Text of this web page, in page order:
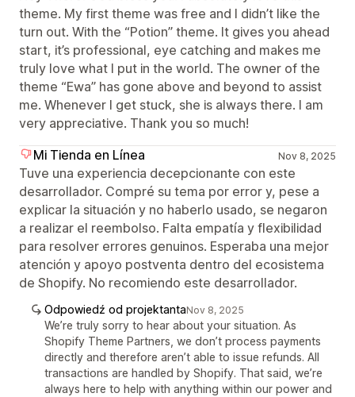
theme. My first theme was free and I didn’t like the
turn out. With the “Potion” theme. It gives you ahead
start, it’s professional, eye catching and makes me
truly love what I put in the world. The owner of the
theme “Ewa” has gone above and beyond to assist
me. Whenever I get stuck, she is always there. I am
very appreciative. Thank you so much!
Mi Tienda en Línea
Nov 8, 2025
Tuve una experiencia decepcionante con este
desarrollador. Compré su tema por error y, pese a
explicar la situación y no haberlo usado, se negaron
a realizar el reembolso. Falta empatía y flexibilidad
para resolver errores genuinos. Esperaba una mejor
atención y apoyo postventa dentro del ecosistema
de Shopify. No recomiendo este desarrollador.
Odpowiedź od projektantaNov 8, 2025
We’re truly sorry to hear about your situation. As
Shopify Theme Partners, we don’t process payments
directly and therefore aren’t able to issue refunds. All
transactions are handled by Shopify. That said, we’re
always here to help with anything within our power and